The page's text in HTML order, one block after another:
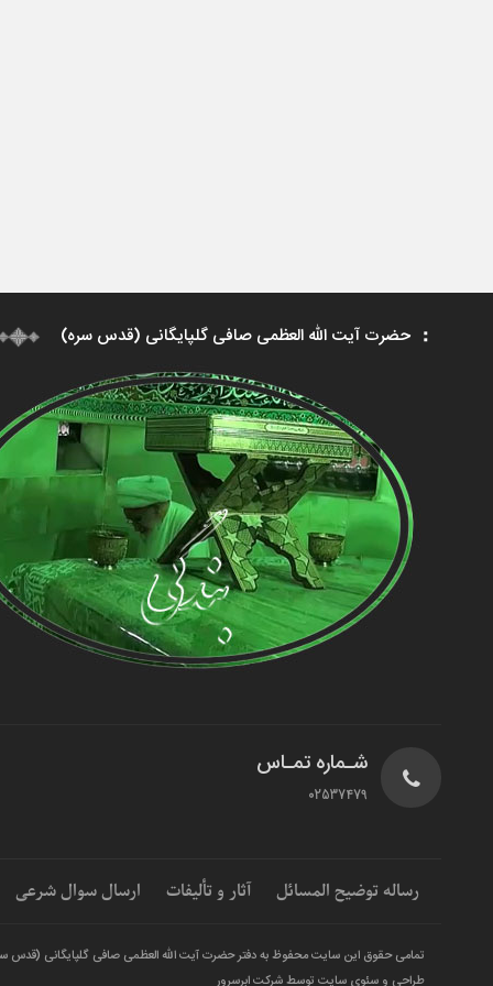
حضرت آیت الله العظمی صافی گلپایگانی (قدس سره)
شـماره تمـاس
02537479
رساله توضیح المسائل آثار و تألیفات ارسال سوال شرعی
تمامی حقوق این سایت محفوظ به دفتر حضرت آیت الله العظمی صافی گلپایگانی (قدس
طراحی و سئوی سایت توسط شرکت ابرسرور